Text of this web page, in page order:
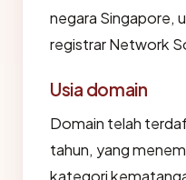
negara Singapore,
registrar Network
Usia domain
Domain telah
tahun, yang
kategori